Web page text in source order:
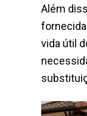
Além
vida útil